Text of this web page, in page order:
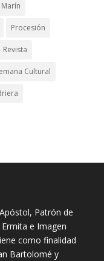
Procesión
Revista
Cultural
Patrón de
e Imagen
como finalidad
Bartolomé y